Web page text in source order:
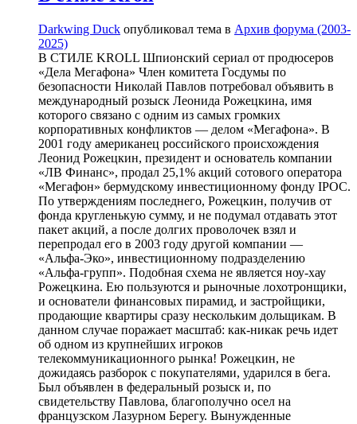
Darkwing Duck опубликовал тема в Архив форума (2003-
2025)
В СТИЛЕ KROLL Шпионский сериал от продюсеров
«Дела Мегафона» Член комитета Госдумы по
безопасности Николай Павлов потребовал объявить в
международный розыск Леонида Рожецкина, имя
которого связано с одним из самых громких
корпоративных конфликтов — делом «Мегафона». В
2001 году американец российского происхождения
Леонид Рожецкин, президент и основатель компании
«ЛВ Финанс», продал 25,1% акций сотового оператора
«Мегафон» бермудскому инвестиционному фонду IPOC.
По утверждениям последнего, Рожецкин, получив от
фонда кругленькую сумму, и не подумал отдавать этот
пакет акций, а после долгих проволочек взял и
перепродал его в 2003 году другой компании —
«Альфа-Эко», инвестиционному подразделению
«Альфа-групп». Подобная схема не является ноу-хау
Рожецкина. Ею пользуются и рыночные лохотронщики,
и основатели финансовых пирамид, и застройщики,
продающие квартиры сразу нескольким дольщикам. В
данном случае поражает масштаб: как-никак речь идет
об одном из крупнейших игроков
телекоммуникационного рынка! Рожецкин, не
дожидаясь разборок с покупателями, ударился в бега.
Был объявлен в федеральный розыск и, по
свидетельству Павлова, благополучно осел на
французском Лазурном Берегу. Вынужденные